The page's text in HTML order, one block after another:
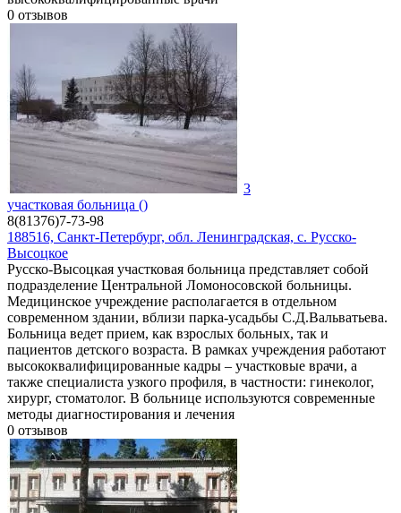
0 отзывов
3
участковая больница ()
8(81376)7-73-98
188516, Санкт-Петербург, обл. Ленинградская, с. Русско-
Высоцкое
Русско-Высоцкая участковая больница представляет собой
подразделение Центральной Ломоносовской больницы.
Медицинское учреждение располагается в отдельном
современном здании, вблизи парка-усадьбы С.Д.Вальватьева.
Больница ведет прием, как взрослых больных, так и
пациентов детского возраста. В рамках учреждения работают
высококвалифицированные кадры – участковые врачи, а
также специалиста узкого профиля, в частности: гинеколог,
хирург, стоматолог. В больнице используются современные
методы диагностирования и лечения
0 отзывов